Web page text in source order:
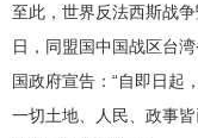
至此，世界反法西斯战
日，同盟国中国战区台
国政府宣告：“自即日起
一切土地、人民、政事